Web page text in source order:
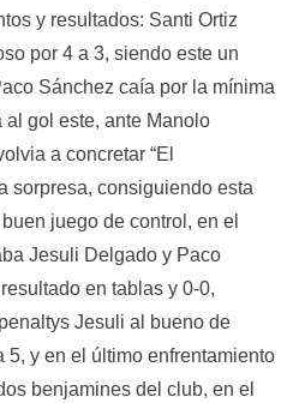
y resultados: Santi Ortiz
por 4 a 3, siendo este un
Sánchez caía por la mínima
al gol este, ante Manolo
a concretar “El
sorpresa, consiguiendo esta
juego de control, en el
Jesuli Delgado y Paco
en tablas y 0-0,
Jesuli al bueno de
5, y en el último enfrentamiento
benjamines del club, en el